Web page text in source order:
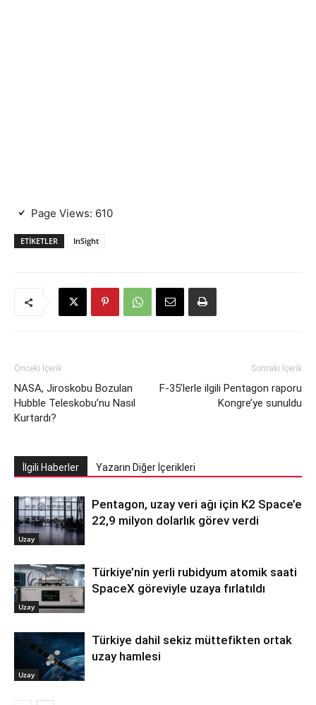
Page Views: 610
ETIKETLER InSight
Önceki İçerik
NASA, Jiroskobu Bozulan
Hubble Teleskobu’nu Nasıl
Kurtardı?
Sonraki İçerik
F-35’lerle ilgili Pentagon raporu
Kongre’ye sunuldu
İlgili Haberler Yazarın Diğer İçerikleri
Uzay
Pentagon, uzay veri ağı için K2 Space’e
22,9 milyon dolarlık görev verdi
Uzay
Türkiye’nin yerli rubidyum atomik saati
SpaceX göreviyle uzaya fırlatıldı
Uzay
Türkiye dahil sekiz müttefikten ortak
uzay hamlesi